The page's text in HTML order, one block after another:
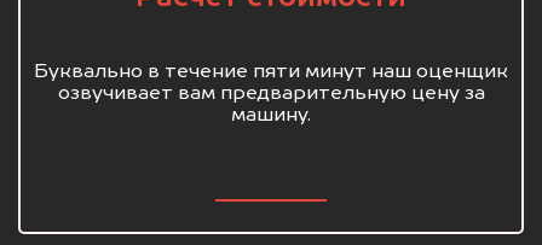
Буквально в течение пяти минут наш оценщик
озвучивает вам предварительную цену за
машину.